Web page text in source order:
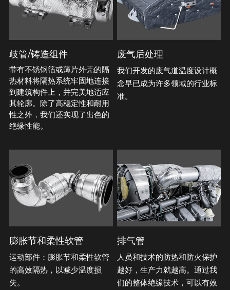
歧管/铸造组件
带有不锈钢箔或薄片外壳的隔
热材料将隔热系统牢固地连接
到建筑构件上，并完美地适应
其轮廓。除了高稳定性和耐用
性之外，我们还实现了出色的
绝缘性能。
废气后处理
我们开发的废气道温度设计概
念早已成为许多领域的行业标
准。
膨胀节和柔性软管
运动部件：膨胀节和柔性软管
的高效隔热，以减少温度损
失。
排气管
人员和技术的防热和防火保护
越好，生产力就越高。通过我
们的整体绝缘技术，可以有效